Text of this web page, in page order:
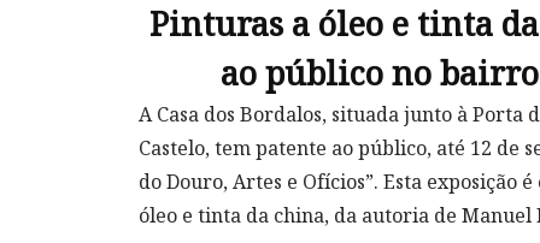
Pinturas a óleo e tinta
ao público no
A Casa dos Bordalos, situada junto à Porta
Castelo, tem patente ao público, até 12 de
do Douro, Artes e Ofícios”. Esta exposição
óleo e tinta da china, da autoria de Manuel